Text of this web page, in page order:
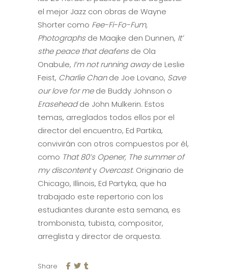
el mejor Jazz con obras de Wayne
Shorter como Fee-Fi-Fo-Fum,
Photographsde Maajke den Dunnen, It’
sthe peace that deafensde Ola
Onabule, I’m not running awayde Leslie
Feist, Charlie Chande Joe Lovano, Save
our love for mede Buddy Johnson o
Eraseheadde John Mulkerin. Estos
temas, arreglados todos ellos por el
director del encuentro, Ed Partika,
convivirán con otros compuestos por él,
como That 80’s Opener, The summer of
my discontenty Overcast. Originario de
Chicago, Illinois, Ed Partyka, que ha
trabajado este repertorio con los
estudiantes durante esta semana, es
trombonista, tubista, compositor,
arreglista y director de orquesta.
Share